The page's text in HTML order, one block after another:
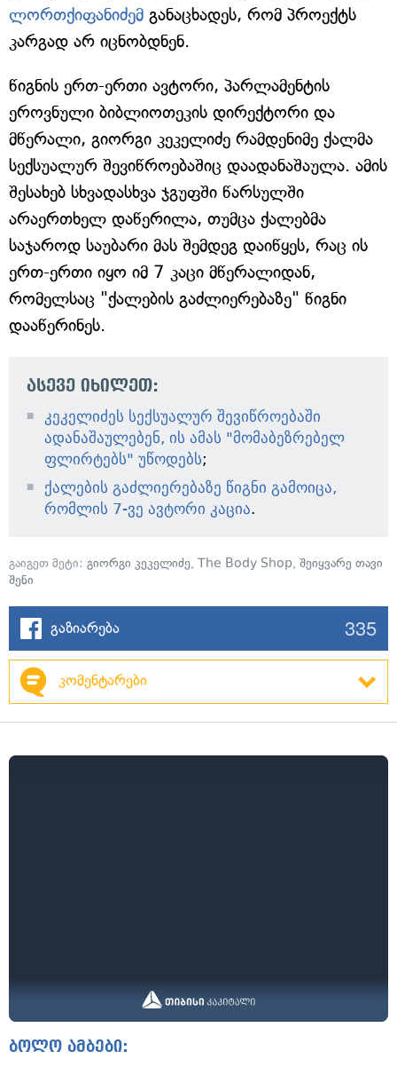
ლორთქიფანიძემ განაცხადეს, რომ პროექტს
კარგად არ იცნობდნენ.
წიგნის ერთ-ერთი ავტორი, პარლამენტის
ეროვნული ბიბლიოთეკის დირექტორი და
მწერალი, გიორგი კეკელიძე რამდენიმე ქალმა
სექსუალურ შევიწროებაშიც დაადანაშაულა. ამის
შესახებ სხვადასხვა ჯგუფში წარსულში
არაერთხელ დაწერილა, თუმცა ქალებმა
საჯაროდ საუბარი მას შემდეგ დაიწყეს, რაც ის
ერთ-ერთი იყო იმ 7 კაცი მწერალიდან,
რომელსაც "ქალების გაძლიერებაზე" წიგნი
დააწერინეს.
ასევე იხილეთ:
კეკელიძეს სექსუალურ შევიწროებაში
ადანაშაულებენ, ის ამას "მომაბეზრებელ
ფლირტებს" უწოდებს;
ქალების გაძლიერებაზე წიგნი გამოიცა,
რომლის 7-ვე ავტორი კაცია.
გაიგეთ მეტი: გიორგი კეკელიძე, The Body Shop, შეიყვარე თავი
შენი
გაზიარება 335
კომენტარები
ბოლო ამბები: